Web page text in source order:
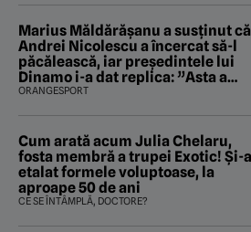
Marius Măldărăşanu a susţinut că
Andrei Nicolescu a încercat să-l
păcălească, iar preşedintele lui
Dinamo i-a dat replica: ”Asta a
fost istoria”
ORANGESPORT
Cum arată acum Julia Chelaru,
fosta membră a trupei Exotic! Și-a
etalat formele voluptoase, la
aproape 50 de ani
CE SE ÎNTÂMPLĂ, DOCTORE?